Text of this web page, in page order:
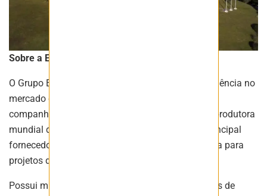
Sobre a Enaex Brasil
O Grupo Enaex possui mais de 100 anos de experiência no
mercado de explosivos. Ao longo desse século, a
companhia se consolidou como a terceira maior produtora
mundial de nitrato de amônio. Atualmente, é a principal
fornecedora de serviços de fragmentação de rocha para
projetos de mineração na América Latina.
Possui múltiplos contratos com grandes empresas de